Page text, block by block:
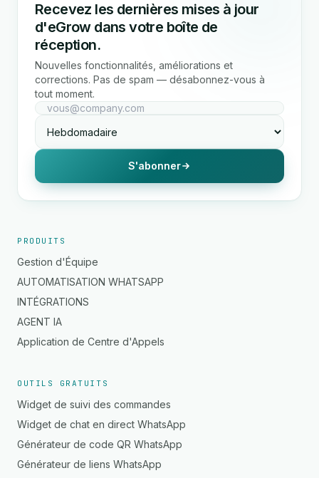
Recevez les dernières mises à jour
d'eGrow dans votre boîte de
réception.
Nouvelles fonctionnalités, améliorations et
corrections. Pas de spam — désabonnez-vous à
tout moment.
S'abonner
PRODUITS
Gestion d'Équipe
AUTOMATISATION WHATSAPP
INTÉGRATIONS
AGENT IA
Application de Centre d'Appels
OUTILS GRATUITS
Widget de suivi des commandes
Widget de chat en direct WhatsApp
Générateur de code QR WhatsApp
Générateur de liens WhatsApp